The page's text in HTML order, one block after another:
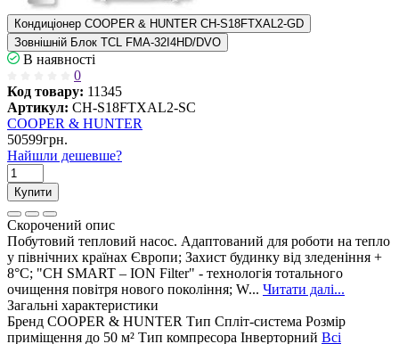
Кондиціонер COOPER & HUNTER CH-S18FTXAL2-GD
Зовнішній Блок TCL FMA-32I4HD/DVO
В наявності
0
Код товару: 11345
Артикул: CH-S18FTXAL2-SC
COOPER & HUNTER
50599грн.
Найшли дешевше?
Купити
Скорочений опис
Побутовий тепловий насос. Адаптований для роботи на тепло
у північних країнах Європи; Захист будинку від зледеніння +
8°C; "CH SMART – ION Filter" - технологія тотального
очищення повітря нового покоління; W... Читати далі...
Загальні характеристики
Бренд COOPER & HUNTER Тип Спліт-система Розмір
приміщення до 50 м² Тип компресора Інверторний Всі